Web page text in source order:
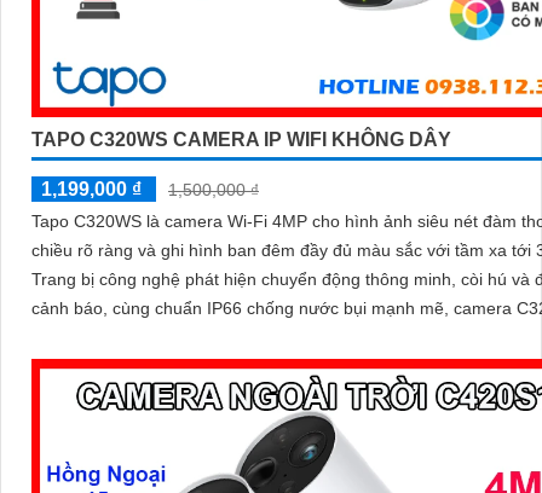
TAPO C320WS CAMERA IP WIFI KHÔNG DÂY
1,199,000 ₫
1,500,000 ₫
Tapo C320WS là camera Wi-Fi 4MP cho hình ảnh siêu nét đàm
chiều rõ ràng và ghi hình ban đêm đầy đủ màu sắc với tầm xa tới
Trang bị công nghệ phát hiện chuyển động thông minh, còi hú và
cảnh báo, cùng chuẩn IP66 chống nước bụi mạnh mẽ, camera
mức giá cực kỳ ưu đãi